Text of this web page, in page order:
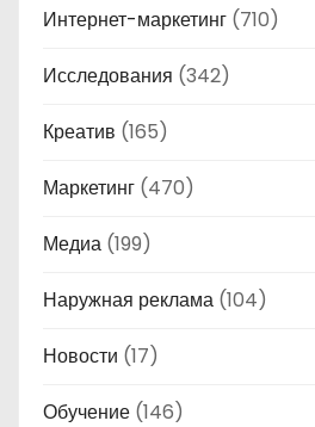
Интернет-маркетинг (710)
Исследования (342)
Креатив (165)
Маркетинг (470)
Медиа (199)
Наружная реклама (104)
Новости (17)
Обучение (146)